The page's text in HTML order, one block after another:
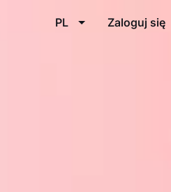
PL Zaloguj się